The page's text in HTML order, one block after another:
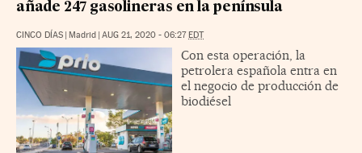
añade 247 gasolineras en la península
CINCO DÍAS Madrid AUG 21, 2020 - 06:27 EDT
Con esta operación, la
petrolera española entra en
el negocio de producción de
biodiésel